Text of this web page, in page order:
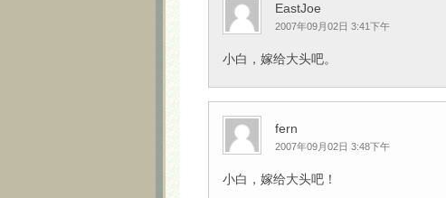
EastJoe
2007年09月02日 3:41下午
小白，嫁给大头吧。
fern
2007年09月02日 3:48下午
小白，嫁给大头吧！